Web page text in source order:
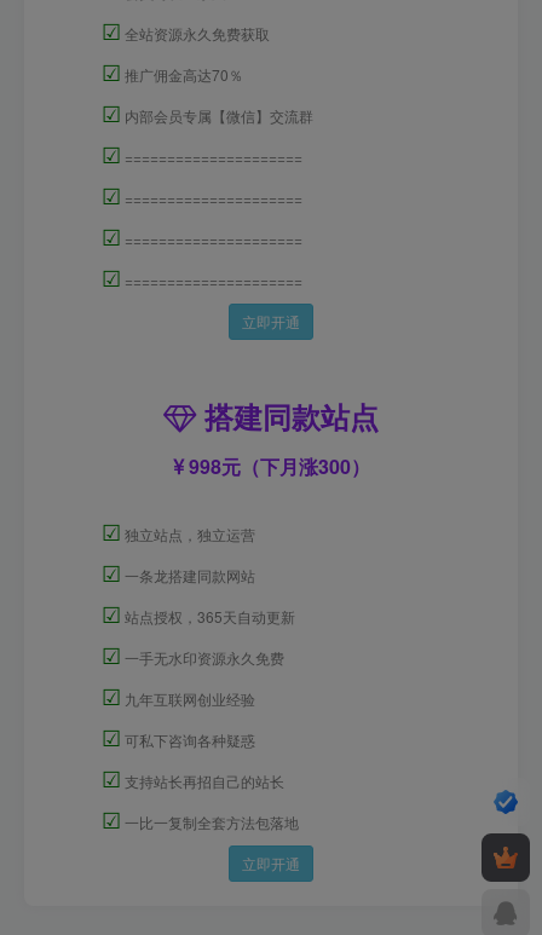
☑ 全站资源永久免费获取
☑ 推广佣金高达70％
☑ 内部会员专属【微信】交流群
☑ =====================
☑ =====================
☑ =====================
☑ =====================
立即开通
搭建同款站点
998元（下月涨300）
☑ 独立站点，独立运营
☑ 一条龙搭建同款网站
☑ 站点授权，365天自动更新
☑ 一手无水印资源永久免费
☑ 九年互联网创业经验
☑ 可私下咨询各种疑惑
☑ 支持站长再招自己的站长
☑ 一比一复制全套方法包落地
立即开通